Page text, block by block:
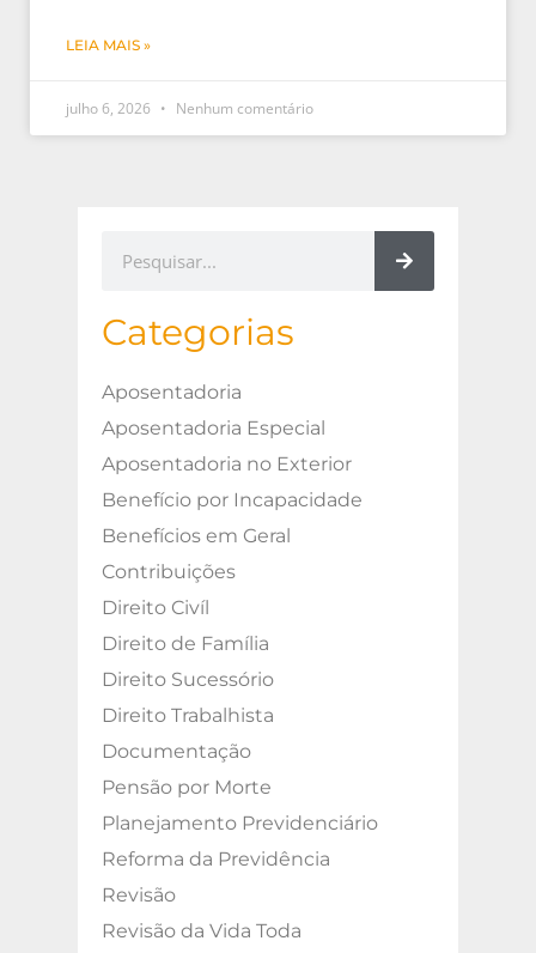
LEIA MAIS »
julho 6, 2026 Nenhum comentário
Categorias
Aposentadoria
Aposentadoria Especial
Aposentadoria no Exterior
Benefício por Incapacidade
Benefícios em Geral
Contribuições
Direito Civíl
Direito de Família
Direito Sucessório
Direito Trabalhista
Documentação
Pensão por Morte
Planejamento Previdenciário
Reforma da Previdência
Revisão
Revisão da Vida Toda